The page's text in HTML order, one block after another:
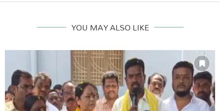
YOU MAY ALSO LIKE